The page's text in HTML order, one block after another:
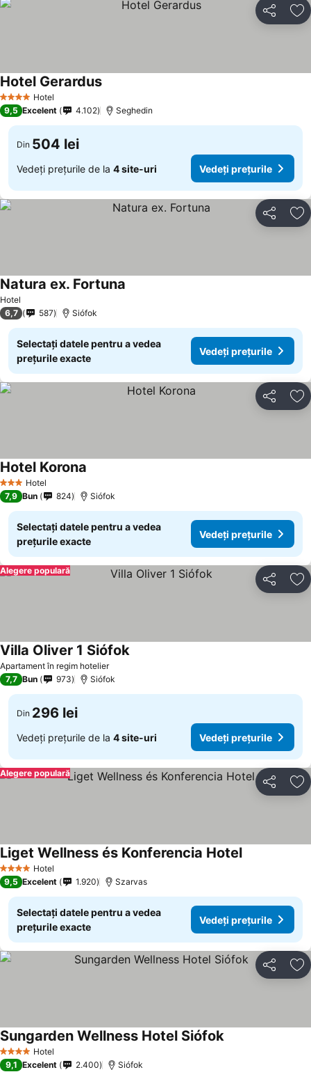
Distribuiți
4 Stele Hotel
Hotel GerardusVedeți prețurile
9,5 Excelent 4.102 Seghedin
Din 504 lei
Vedeți prețurile de la 4 site-uri Vedeți prețurile
Distribuiți
Hotel
Natura ex. Fortuna
6,7 587 Siófok
Selectați datele pentru a vedea
prețurile exacte
Vedeți prețurile
Distribuiți
3 SteleHotel
Hotel Korona
7,9 Bun 824 Siófok
Selectați datele pentru a vedea
prețurile exacte
Vedeți prețurile
Distribuiți
Alegere populară
Apartament în regim hotelier
Villa Oliver 1 SiófokVedeți prețurile
7,7 Bun 973 Siófok
Din 296 lei
Vedeți prețurile de la 4 site-uri Vedeți prețurile
Distribuiți
Alegere populară
4 Stele Hotel
Liget Wellness és Konferencia HotelVedeți
9,5 Excelent 1.920 Szarvas
Selectați datele pentru a vedea
prețurile exacte
Vedeți prețurile
Distribuiți
4 Stele Hotel
Sungarden Wellness Hotel SiófokVedeți prețurile
9,1 Excelent 2.400 Siófok